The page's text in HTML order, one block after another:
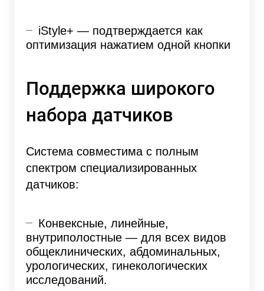
iStyle+ — подтверждается как
оптимизация нажатием одной кнопки
Поддержка широкого
набора датчиков
Система совместима с полным
спектром специализированных
датчиков:
Конвексные, линейные,
внутриполостные — для всех видов
общеклинических, абдоминальных,
урологических, гинекологических
исследований.